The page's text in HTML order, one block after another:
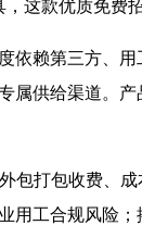
这款优质免费
依赖第三方、
属供给渠道。
包打包收费、
工合规风险